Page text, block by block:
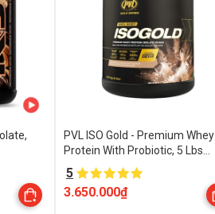
PVL ISO Gold - Premium Whey
Protein With Probiotic, 5 Lbs
(2.27kg)
5
3.650.000₫